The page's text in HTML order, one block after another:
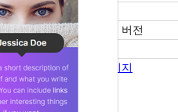
활성 설치
워드프레스 버전
PHP 버전
테마 홈페이지